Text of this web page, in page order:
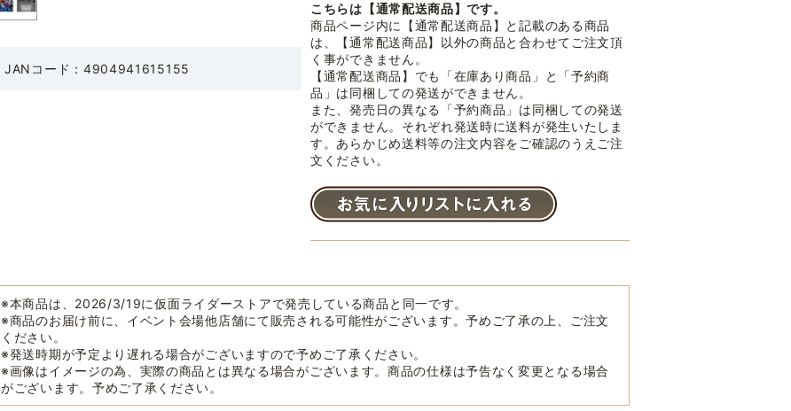
JANコード：4904941615155
こちらは【通常配送商品】です。
商品ページ内に【通常配送商品】と記載のある商品
は、【通常配送商品】以外の商品と合わせてご注文頂
く事ができません。
【通常配送商品】でも「在庫あり商品」と「予約商
品」は同梱しての発送ができません。
また、発売日の異なる「予約商品」は同梱しての発送
ができません。それぞれ発送時に送料が発生いたしま
す。あらかじめ送料等の注文内容をご確認のうえご注
文ください。
※本商品は、2026/3/19に仮面ライダーストアで発売している商品と同一です。
※商品のお届け前に、イベント会場他店舗にて販売される可能性がございます。予めご了承の上、ご注文
ください。
※発送時期が予定より遅れる場合がございますので予めご了承ください。
※画像はイメージの為、実際の商品とは異なる場合がございます。商品の仕様は予告なく変更となる場合
がございます。予めご了承ください。